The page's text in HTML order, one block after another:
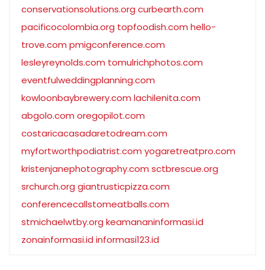
conservationsolutions.org curbearth.com
pacificocolombia.org topfoodish.com hello-
trove.com pmigconference.com
lesleyreynolds.com tomulrichphotos.com
eventfulweddingplanning.com
kowloonbaybrewery.com lachilenita.com
abgolo.com oregopilot.com
costaricacasadaretodream.com
myfortworthpodiatrist.com yogaretreatpro.com
kristenjanephotography.com sctbrescue.org
srchurch.org giantrusticpizza.com
conferencecallstomeatballs.com
stmichaelwtby.org keamananinformasi.id
zonainformasi.id informasi123.id